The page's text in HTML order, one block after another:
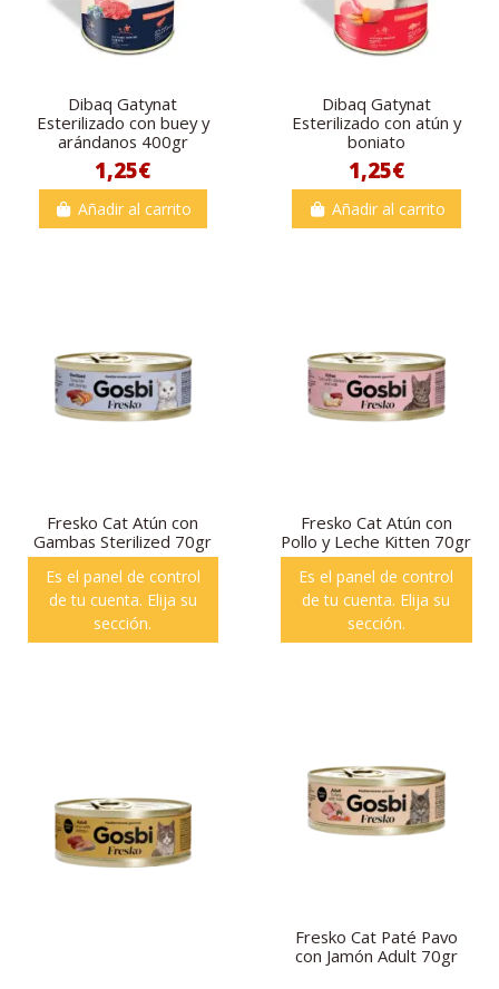
Dibaq Gatynat
Esterilizado con buey y
arándanos 400gr
1,25€
Añadir al carrito
Dibaq Gatynat
Esterilizado con atún y
boniato
1,25€
Añadir al carrito
Fresko Cat Atún con
Gambas Sterilized 70gr
Es el panel de control
de tu cuenta. Elija su
sección.
Fresko Cat Atún con
Pollo y Leche Kitten 70gr
Es el panel de control
de tu cuenta. Elija su
sección.
Fresko Cat Paté Pavo
con Jamón Adult 70gr